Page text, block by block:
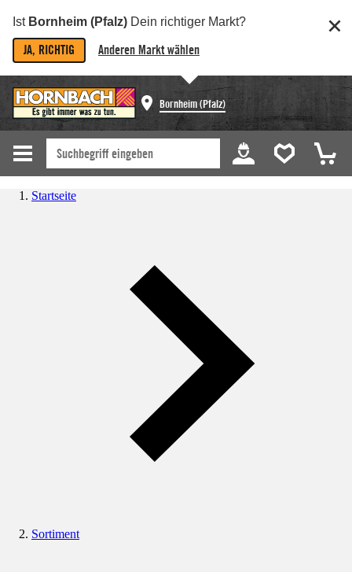
Ist Bornheim (Pfalz) Dein richtiger Markt?
JA, RICHTIG Anderen Markt wählen
Bornheim (Pfalz)
Startseite
Sortiment